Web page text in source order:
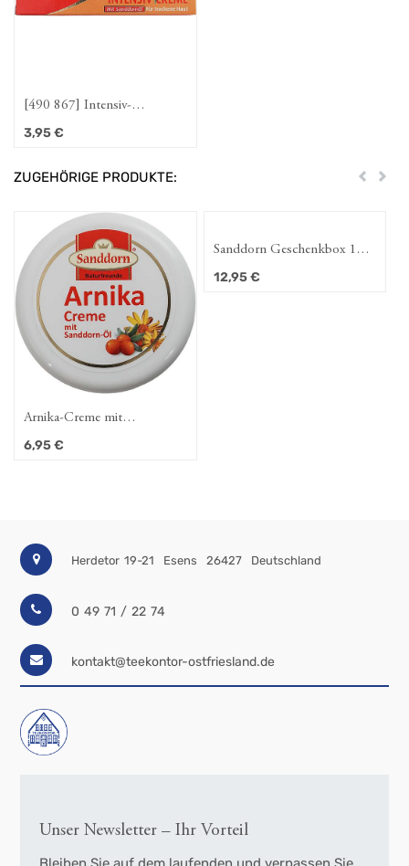
[490 867] Intensiv-
Handcreme mit Sanddornöl
3,95€
ZUGEHÖRIGE PRODUKTE: Zurück
Arnika-Creme mit
Sanddornöl 250 ml
6,95€
Sanddorn Geschenkbox 1
(Duschgel und Bodylotion,
12,95€
Herdetor 19-21 Esens 26427 Deutschland
0 49 71 / 22 74
kontakt@teekontor-ostfriesland.de
Unser Newsletter – Ihr Vorteil